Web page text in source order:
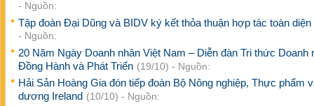
- Nguồn:
Tập đoàn Đại Dũng và BIDV ký kết thỏa thuận hợp tác toàn diện
- Nguồn:
20 Năm Ngày Doanh nhân Việt Nam – Diễn đàn Tri thức Doanh
Đồng Hành và Phát Triển (19/10) - Nguồn:
Hải Sản Hoàng Gia đón tiếp đoàn Bộ Nông nghiệp, Thực phẩm
dương Ireland (10/10) - Nguồn: